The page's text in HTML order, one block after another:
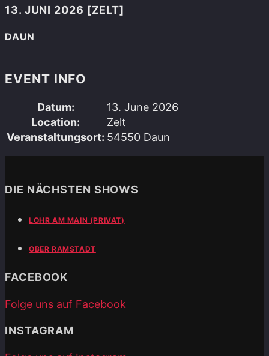
13. JUNI 2026 [ZELT]
DAUN
EVENT INFO
Datum:
13. June 2026
Location:
Zelt
Veranstaltungsort: 54550 Daun
DIE NÄCHSTEN SHOWS
LOHR AM MAIN (PRIVAT)
OBER RAMSTADT
FACEBOOK
Folge uns auf Facebook
INSTAGRAM